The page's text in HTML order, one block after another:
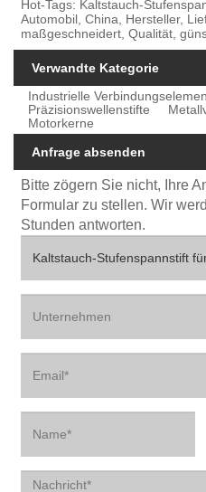
Hot-Tags: Kaltstauch-
Automobil, China, Hersteller,
maßgeschneidert, Qualität,
Verwandte Kategorie
Industrielle
Präzisionswellenstifte
Motorkerne
Anfrage absenden
Bitte zögern Sie nicht, Ihre
Formular zu stellen. Wir
Stunden antworten.